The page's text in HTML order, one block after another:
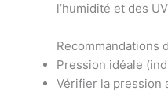
l’humidité et des
Recommandations
Pression idéale
Vérifier la pression